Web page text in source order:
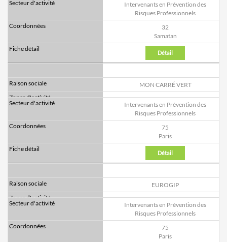
Intervenants en Prévention des
Risques Professionnels
32
Samatan
Détail
MON CARRÉ VERT
Intervenants en Prévention des
Risques Professionnels
75
Paris
Détail
EUROGIP
Intervenants en Prévention des
Risques Professionnels
75
Paris